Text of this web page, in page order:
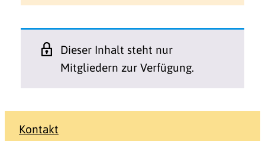
Dieser Inhalt steht nur
Mitgliedern zur Verfügung.
Kontakt